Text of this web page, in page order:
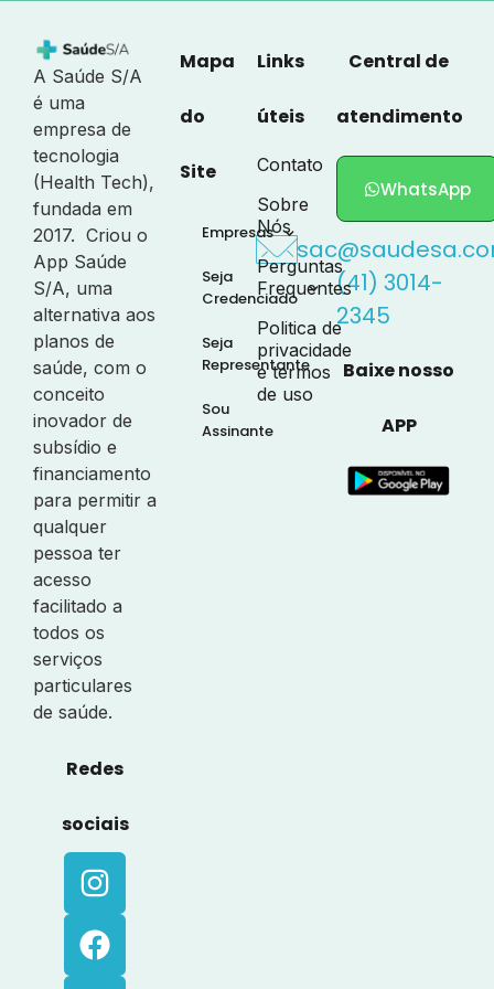
A Saúde S/A
é uma
empresa de
tecnologia
(Health Tech),
fundada em
2017. Criou o
App Saúde
S/A, uma
alternativa aos
planos de
saúde, com o
conceito
inovador de
subsídio e
financiamento
para permitir a
qualquer
pessoa ter
acesso
facilitado a
todos os
serviços
particulares
de saúde.
Redes
sociais
Mapa
do
Site
Empresas
Seja
Credenciado
Seja
Representante
Sou
Assinante
Links
úteis
Contato
Sobre
Nós
Perguntas
Frequentes
Politica de
privacidade
e termos
de uso
Central de
atendimento
WhatsApp
(41) 3014-
2345
Baixe nosso
APP